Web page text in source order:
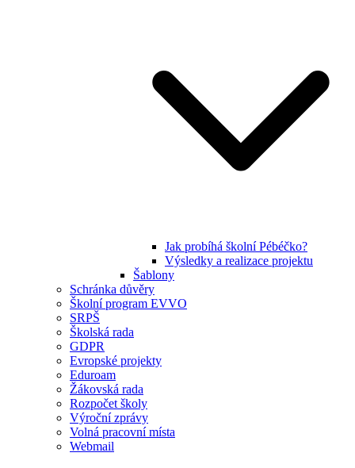
Jak probíhá školní Pébéčko?
Výsledky a realizace projektu
Šablony
Schránka důvěry
Školní program EVVO
SRPŠ
Školská rada
GDPR
Evropské projekty
Eduroam
Žákovská rada
Rozpočet školy
Výroční zprávy
Volná pracovní místa
Webmail